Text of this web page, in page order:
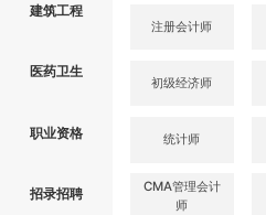
建筑工程
医药卫生
职业资格
招录招聘
注册会计师
初级经济师
统计师
CMA管理会计
师